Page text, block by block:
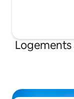
Logements